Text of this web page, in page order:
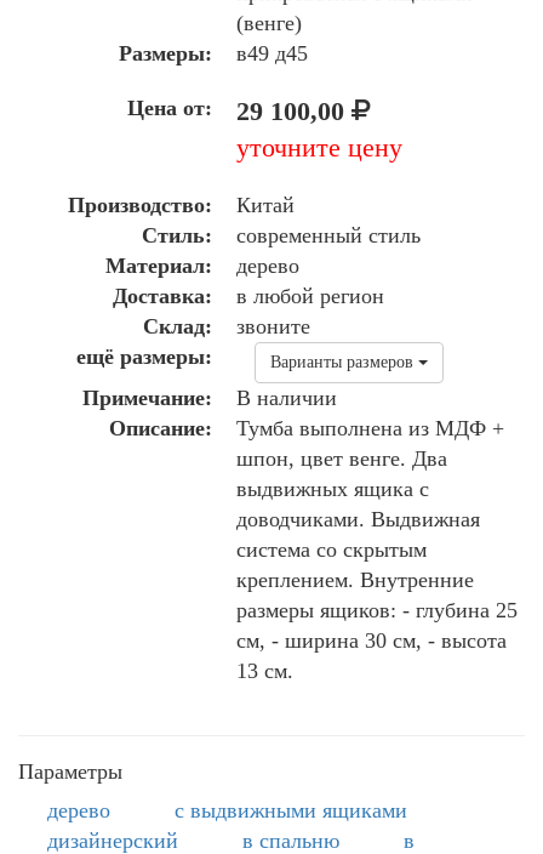
(венге)
Размеры:
в49 д45
Цена от:
29 100,00
уточните цену
Производство:
Китай
Стиль:
современный стиль
Материал:
дерево
Доставка:
в любой регион
Склад:
звоните
ещё размеры:
Варианты размеров
Примечание:
В наличии
Описание:
Тумба выполнена из МДФ +
шпон, цвет венге. Два
выдвижных ящика с
доводчиками. Выдвижная
система со скрытым
креплением. Внутренние
размеры ящиков: - глубина 25
см, - ширина 30 см, - высота
13 см.
Параметры
дерево
с выдвижными ящиками
дизайнерский
в спальню
в